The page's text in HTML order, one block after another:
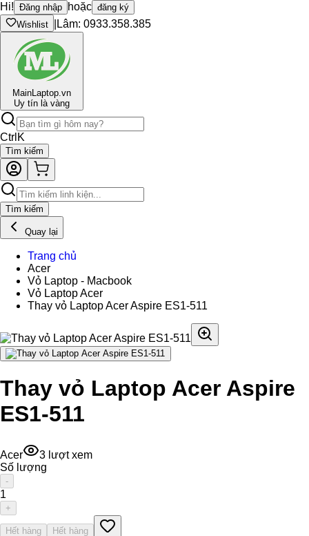
Hi! Đăng nhập hoặc đăng ký
Wishlist
Lâm: 0933.358.385
MainLaptop.vn
Uy tín là vàng
Ctrl K
Tìm kiếm
Tìm kiếm
Quay lại
Trang chủ
Acer
Vỏ Laptop - Macbook
Vỏ Laptop Acer
Thay vỏ Laptop Acer Aspire ES1-511
Thay vỏ Laptop Acer Aspire
ES1-511
Acer 3 lượt xem
Số lượng
-
1
+
Hết hàng Hết hàng